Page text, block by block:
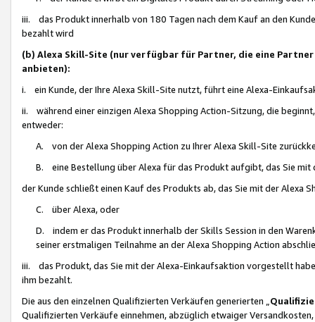
iii. das Produkt innerhalb von 180 Tagen nach dem Kauf an den
bezahlt wird
(b) Alexa Skill-Site (nur verfügbar für Partner, die eine
anbieten):
i. ein Kunde, der Ihre Alexa Skill-Site nutzt, führt eine Alexa-
ii. während einer einzigen Alexa Shopping Action-Sitzung, die
entweder:
A. von der Alexa Shopping Action zu Ihrer Alexa Skill-Site
B. eine Bestellung über Alexa für das Produkt aufgibt, das Sie mit
der Kunde schließt einen Kauf des Produkts ab, das Sie mit der Alexa
C. über Alexa, oder
D. indem er das Produkt innerhalb der Skills Session in den
seiner erstmaligen Teilnahme an der Alexa Shopping Action
iii. das Produkt, das Sie mit der Alexa-Einkaufsaktion vorgestellt
ihm bezahlt.
Die aus den einzelnen Qualifizierten Verkäufen generierten „
Qualifizierten Verkäufe einnehmen, abzüglich etwaiger